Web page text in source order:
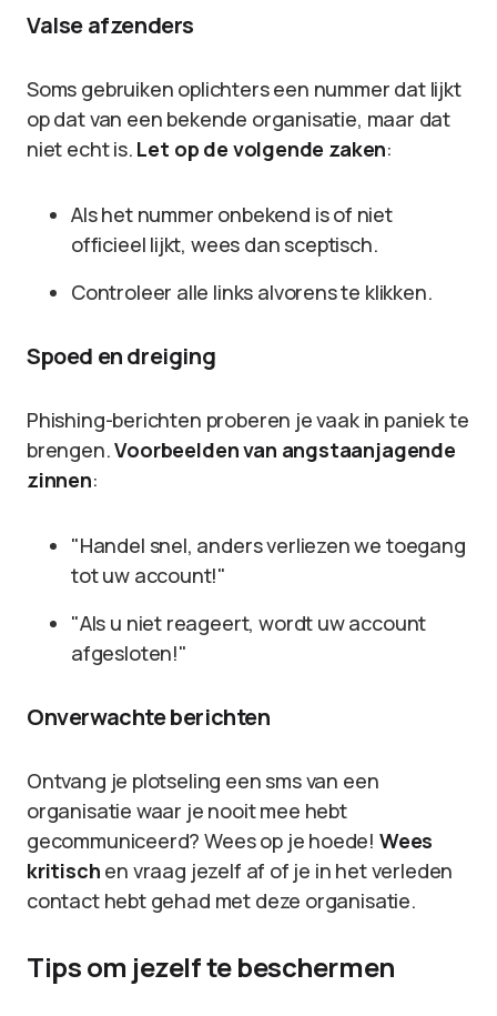
Valse afzenders
Soms gebruiken oplichters een nummer dat lijkt
op dat van een bekende organisatie, maar dat
niet echt is. Let op de volgende zaken:
Als het nummer onbekend is of niet
officieel lijkt, wees dan sceptisch.
Controleer alle links alvorens te klikken.
Spoed en dreiging
Phishing-berichten proberen je vaak in paniek te
brengen.Voorbeelden van angstaanjagende
zinnen:
"Handel snel, anders verliezen we toegang
tot uw account!"
"Als u niet reageert, wordt uw account
afgesloten!"
Onverwachte berichten
Ontvang je plotseling een sms van een
organisatie waar je nooit mee hebt
gecommuniceerd? Wees op je hoede! Wees
kritisch en vraag jezelf af of je in het verleden
contact hebt gehad met deze organisatie.
Tips om jezelf te beschermen